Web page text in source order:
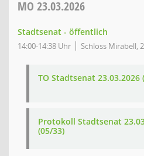
MO 23.03.2026
Stadtsenat - öffentlich
14:00-14:38 Uhr Schloss Mirabell,
TO Stadtsenat 23.03.2026
Protokoll Stadtsenat
(05/33)